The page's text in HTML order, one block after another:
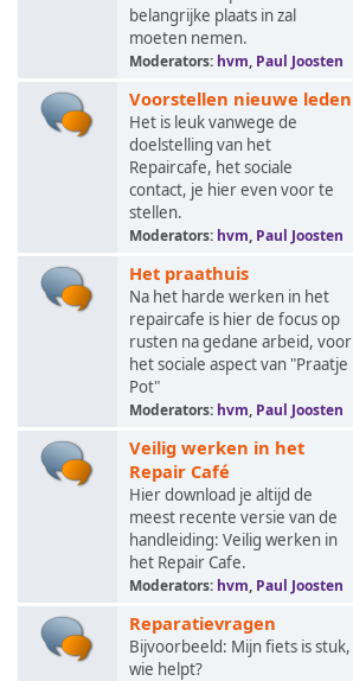
belangrijke plaats in zal
moeten nemen.
Moderators: hvm, Paul Joosten
Voorstellen nieuwe leden
Het is leuk vanwege de
doelstelling van het
Repaircafe, het sociale
contact, je hier even voor te
stellen.
Moderators: hvm, Paul Joosten
Het praathuis
Na het harde werken in het
repaircafe is hier de focus op
rusten na gedane arbeid, voor
het sociale aspect van "Praatje
Pot"
Moderators: hvm, Paul Joosten
Veilig werken in het
Repair Café
Hier download je altijd de
meest recente versie van de
handleiding: Veilig werken in
het Repair Cafe.
Moderators: hvm, Paul Joosten
Reparatievragen
Bijvoorbeeld: Mijn fiets is stuk,
wie helpt?